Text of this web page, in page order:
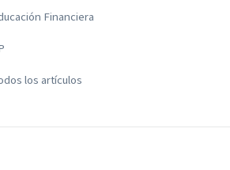
Financiera
los artículos